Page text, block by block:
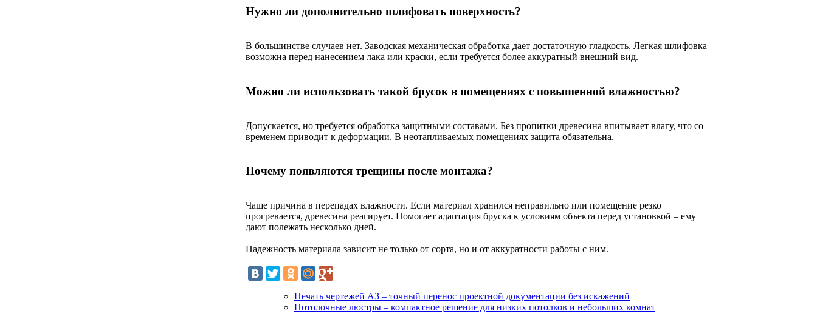
Нужно ли дополнительно шлифовать поверхность?
В большинстве случаев нет. Заводская механическая обработка дает достаточную гладкость. Легкая шлифовка
возможна перед нанесением лака или краски, если требуется более аккуратный внешний вид.
Можно ли использовать такой брусок в помещениях с повышенной влажностью?
Допускается, но требуется обработка защитными составами. Без пропитки древесина впитывает влагу, что со
временем приводит к деформации. В неотапливаемых помещениях защита обязательна.
Почему появляются трещины после монтажа?
Чаще причина в перепадах влажности. Если материал хранился неправильно или помещение резко
прогревается, древесина реагирует. Помогает адаптация бруска к условиям объекта перед установкой – ему
дают полежать несколько дней.
Надежность материала зависит не только от сорта, но и от аккуратности работы с ним.
Печать чертежей А3 – точный перенос проектной документации без искажений
Потолочные люстры – компактное решение для низких потолков и небольших комнат